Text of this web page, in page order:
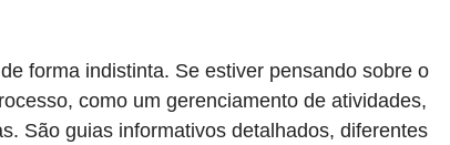
forma indistinta. Se estiver pensando sobre o
como um gerenciamento de atividades,
São guias informativos detalhados, diferentes